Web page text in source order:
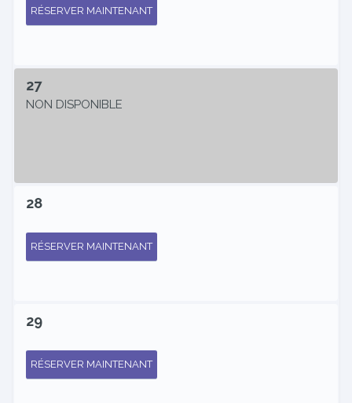
RÉSERVER MAINTENANT
27
NON DISPONIBLE
28
RÉSERVER MAINTENANT
29
RÉSERVER MAINTENANT